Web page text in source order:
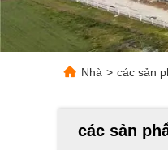
Nhà > các sản
các sản